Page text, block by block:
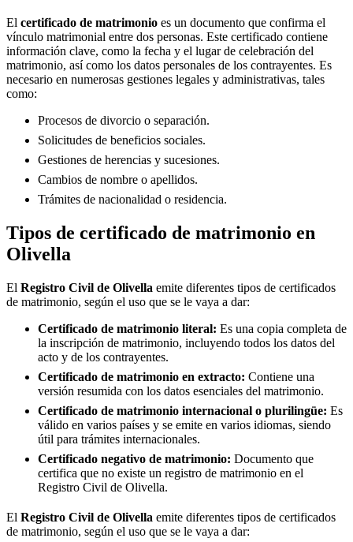
El certificado de matrimonio es un documento que confirma el
vínculo matrimonial entre dos personas. Este certificado contiene
información clave, como la fecha y el lugar de celebración del
matrimonio, así como los datos personales de los contrayentes. Es
necesario en numerosas gestiones legales y administrativas, tales
como:
Procesos de divorcio o separación.
Solicitudes de beneficios sociales.
Gestiones de herencias y sucesiones.
Cambios de nombre o apellidos.
Trámites de nacionalidad o residencia.
Tipos de certificado de matrimonio en
Olivella
El Registro Civil de Olivella emite diferentes tipos de certificados
de matrimonio, según el uso que se le vaya a dar:
Certificado de matrimonio literal: Es una copia completa de
la inscripción de matrimonio, incluyendo todos los datos del
acto y de los contrayentes.
Certificado de matrimonio en extracto: Contiene una
versión resumida con los datos esenciales del matrimonio.
Certificado de matrimonio internacional o plurilingüe: Es
válido en varios países y se emite en varios idiomas, siendo
útil para trámites internacionales.
Certificado negativo de matrimonio: Documento que
certifica que no existe un registro de matrimonio en el
Registro Civil de Olivella.
El Registro Civil de Olivella emite diferentes tipos de certificados
de matrimonio, según el uso que se le vaya a dar: